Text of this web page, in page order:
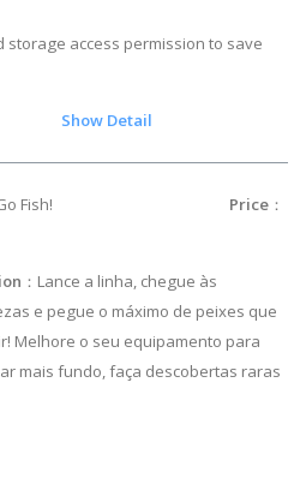
storage access permission to save
Show Detail
Go Fish! Price ：
：Lance a linha, chegue às
e pegue o máximo de peixes que
Melhore o seu equipamento para
mais fundo, faça descobertas raras